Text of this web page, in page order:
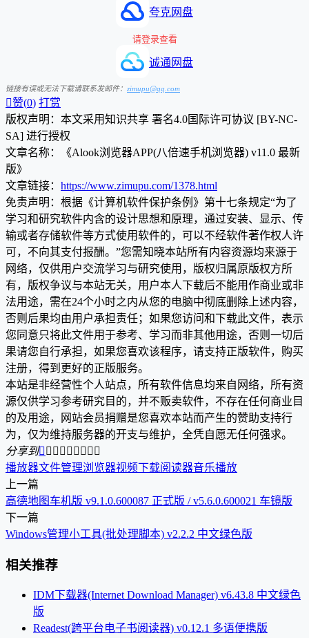
夸克网盘
请登录查看
诚通网盘
链接有误或无法下载请联系发邮件： zimupu@qq.com
赞(0) 打赏
版权声明：本文采用知识共享 署名4.0国际许可协议 [BY-NC-
SA] 进行授权
文章名称：《Alook浏览器APP(八倍速手机浏览器) v11.0 最新
版》
文章链接： https://www.zimupu.com/1378.html
免责声明：根据《计算机软件保护条例》第十七条规定“为了
学习和研究软件内含的设计思想和原理，通过安装、显示、传
输或者存储软件等方式使用软件的，可以不经软件著作权人许
可，不向其支付报酬。”您需知晓本站所有内容资源均来源于
网络，仅供用户交流学习与研究使用，版权归属原版权方所
有，版权争议与本站无关，用户本人下载后不能用作商业或非
法用途，需在24个小时之内从您的电脑中彻底删除上述内容，
否则后果均由用户承担责任；如果您访问和下载此文件，表示
您同意只将此文件用于参考、学习而非其他用途，否则一切后
果请您自行承担，如果您喜欢该程序，请支持正版软件，购买
注册，得到更好的正版服务。
本站是非经营性个人站点，所有软件信息均来自网络，所有资
源仅供学习参考研究目的，并不贩卖软件，不存在任何商业目
的及用途，网站会员捐赠是您喜欢本站而产生的赞助支持行
为，仅为维持服务器的开支与维护，全凭自愿无任何强求。
分享到        
播放器文件管理浏览器视频下载阅读器音乐播放
上一篇
高德地图车机版 v9.1.0.600087 正式版 / v5.6.0.600021 车镜版
下一篇
Windows管理小工具(批处理脚本) v2.2.2 中文绿色版
相关推荐
IDM下载器(Internet Download Manager) v6.43.8 中文绿色
版
Readest(跨平台电子书阅读器) v0.12.1 多语便携版